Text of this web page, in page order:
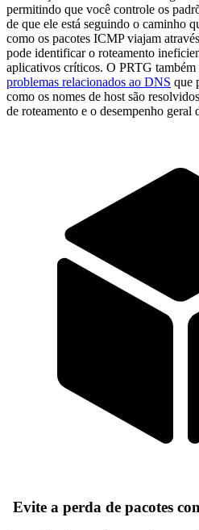
permitindo que você controle os
de que ele está seguindo o caminho
como os pacotes ICMP viajam
pode identificar o roteamento
aplicativos críticos. O PRTG também
problemas relacionados ao DNS que
como os nomes de host são
de roteamento e o desempenho geral
Evite a perda de pacotes